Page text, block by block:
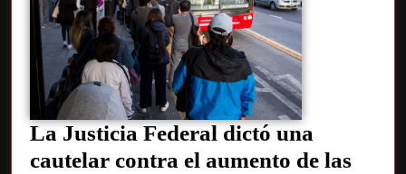
La Justicia Federal dictó una
cautelar contra el aumento de las